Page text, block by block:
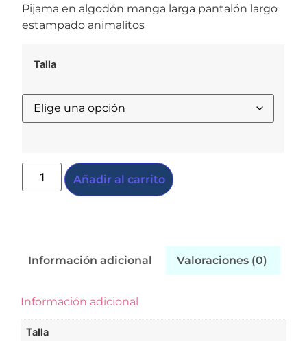
Pijama en algodón manga larga pantalón largo
estampado animalitos
Talla
Añadir al carrito
Información adicional Valoraciones (0)
Información adicional
Talla